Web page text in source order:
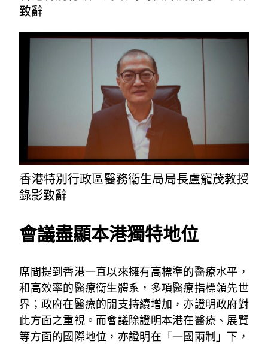
致辭
香港特別行政區醫務衞生局局長盧寵茂教授
錄影致辭
會議盡顯本港獨特地位
席間提到香港一直以來擁有高標準的醫療水平，
和高效率的醫療衞生體系，多項醫療指標領先世
界；政府在醫療的開支持續增加，亦證明政府對
此方面之重視。而會議除證明本港在醫療、展覽
等方面的國際地位，亦證明在「一國兩制」下，